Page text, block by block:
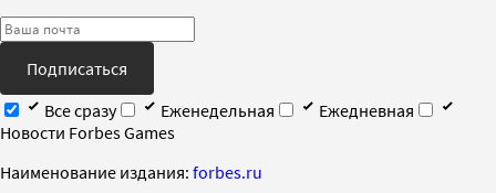
Подписаться
Все сразу
Еженедельная
Ежедневная
Новости Forbes Games
Наименование издания: forbes.ru